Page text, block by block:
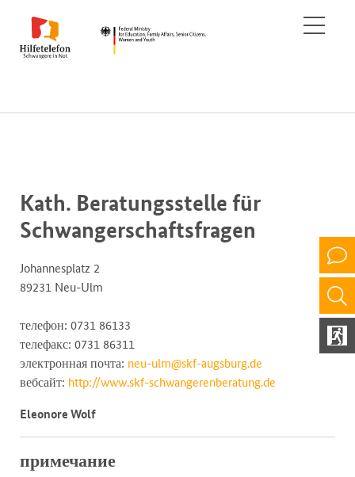
Kath. Beratungsstelle für
Schwangerschaftsfragen
Johannesplatz 2
89231 Neu-Ulm
телефон: 0731 86133
телефакс: 0731 86311
электронная почта: neu-ulm@skf-augsburg.de
вебсайт: http://www.skf-schwangerenberatung.de
Eleonore Wolf
примечание